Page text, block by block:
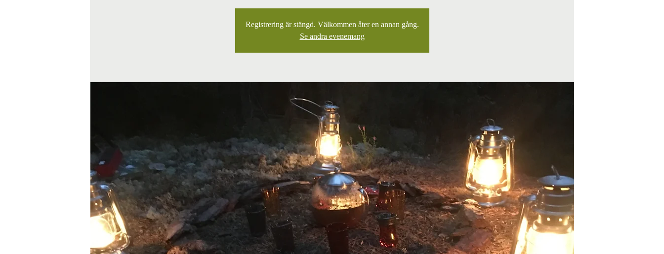
Registrering är stängd. Välkommen åter en annan gång.
Se andra evenemang